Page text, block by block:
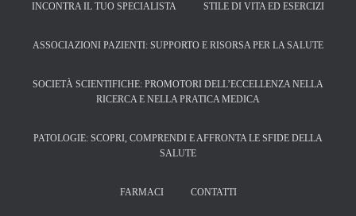
INCONTRA IL TUO SPECIALISTA STILE DI VITA ED ESERCIZI
ASSOCIAZIONI PAZIENTI: SUPPORTO E RISORSA PER LA SALUTE
SOCIETÀ SCIENTIFICHE: PROMOTORI DELL’ECCELLENZA NELLA
RICERCA E NELLA PRATICA MEDICA
PATOLOGIE: SCOPRI, COMPRENDI E AFFRONTA LE SFIDE DELLA
SALUTE
FARMACI CONTATTI